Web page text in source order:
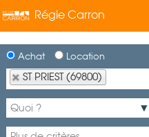
Régie Carron
Achat Location
ST PRIEST (69800)